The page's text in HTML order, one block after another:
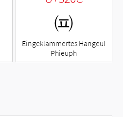
㈌
Eingeklammertes Hangeul
Phieuph